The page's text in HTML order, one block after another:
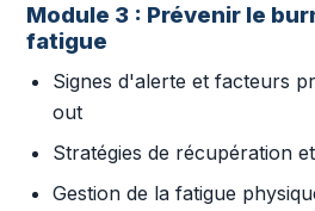
Module 3 : Prévenir le
fatigue
Signes d'alerte et facteurs
out
Stratégies de récupération
Gestion de la fatigue